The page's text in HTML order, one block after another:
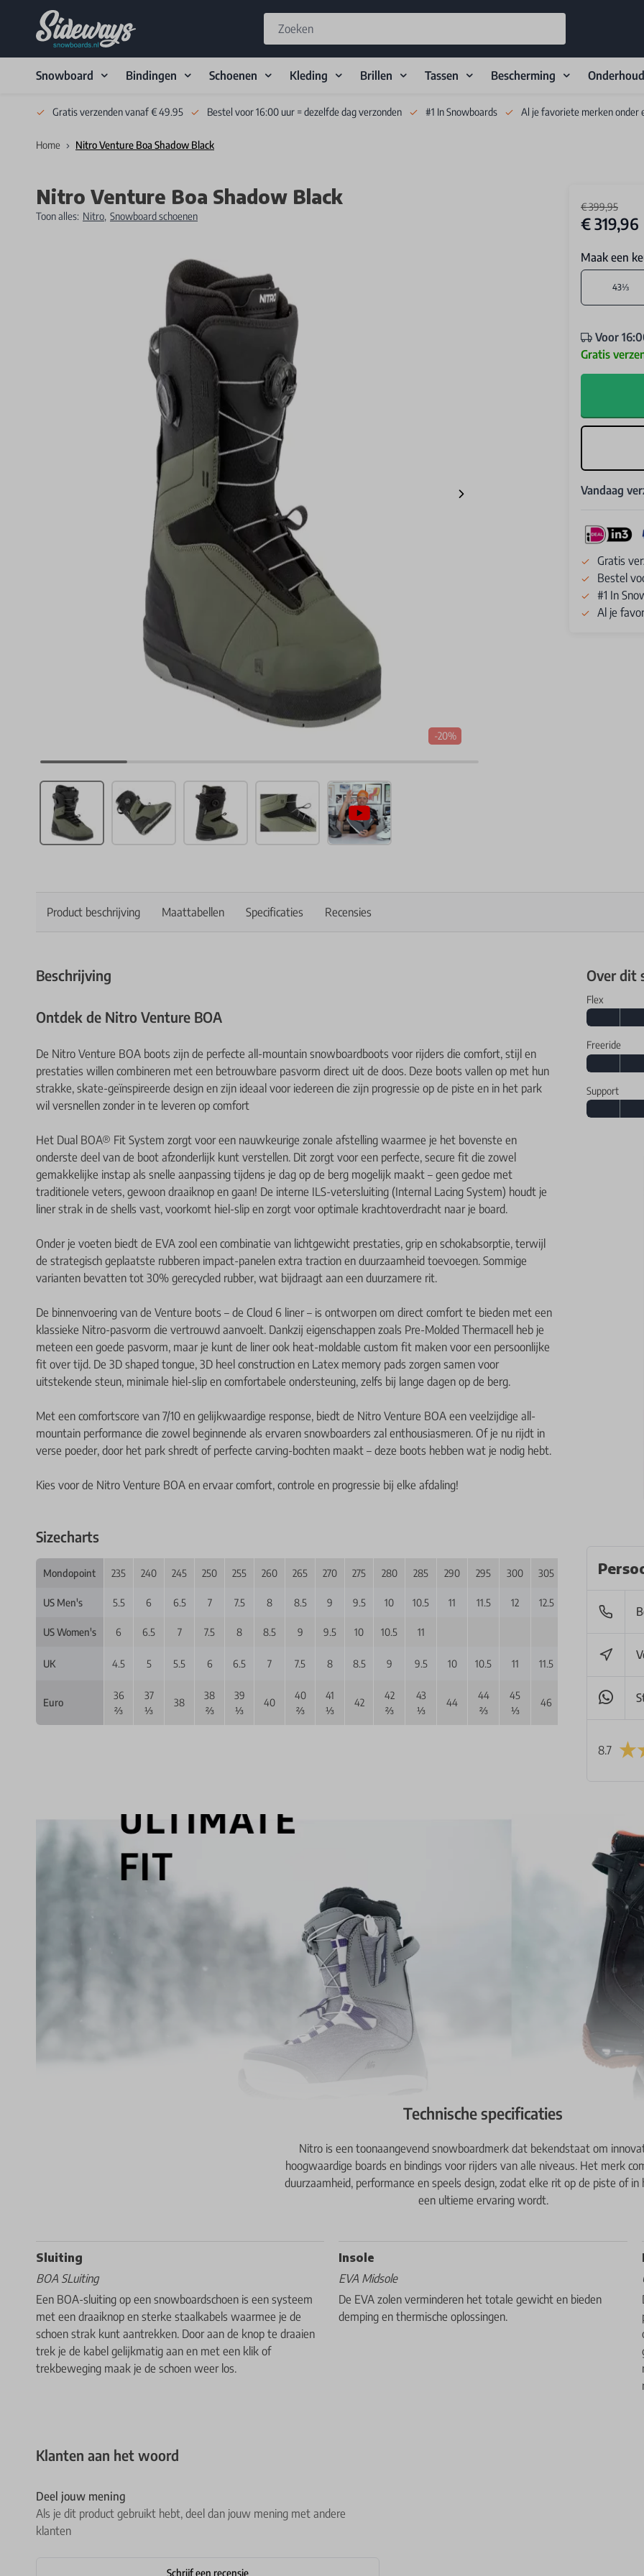
Snowboard Bindingen Schoenen Kleding Brillen Tassen Bescherming Onderhoud
Gratis verzenden vanaf € 49.95 Bestel voor 16:00 uur = dezelfde dag verzonden #1 In Snowboards Al je favoriete merken onder
Home Nitro Venture Boa Shadow Black
Nitro Venture Boa Shadow Black
Toon alles: Nitro, Snowboard schoenen
-20%
€ 399,95
€ 319,96
Maak een
43⅓
Voor
Gratis
Vandaag
Gratis
Bestel
#1 In
Al je
Product beschrijving Maattabellen Specificaties Recensies
Beschrijving
Ontdek de Nitro Venture BOA
De Nitro Venture BOA boots zijn de perfecte all-mountain snowboardboots voor rijders die comfort, stijl en
prestaties willen combineren met een betrouwbare pasvorm direct uit de doos. Deze boots vallen op met hun
strakke, skate-geïnspireerde design en zijn ideaal voor iedereen die zijn progressie op de piste en in het park
wil versnellen zonder in te leveren op comfort
Het Dual BOA® Fit System zorgt voor een nauwkeurige zonale afstelling waarmee je het bovenste en
onderste deel van de boot afzonderlijk kunt verstellen. Dit zorgt voor een perfecte, secure fit die zowel
gemakkelijke instap als snelle aanpassing tijdens je dag op de berg mogelijk maakt – geen gedoe met
traditionele veters, gewoon draaiknop en gaan! De interne ILS-vetersluiting (Internal Lacing System) houdt je
liner strak in de shells vast, voorkomt hiel-slip en zorgt voor optimale krachtoverdracht naar je board.
Onder je voeten biedt de EVA zool een combinatie van lichtgewicht prestaties, grip en schokabsorptie, terwijl
de strategisch geplaatste rubberen impact-panelen extra traction en duurzaamheid toevoegen. Sommige
varianten bevatten tot 30% gerecycled rubber, wat bijdraagt aan een duurzamere rit.
De binnenvoering van de Venture boots – de Cloud 6 liner – is ontworpen om direct comfort te bieden met een
klassieke Nitro-pasvorm die vertrouwd aanvoelt. Dankzij eigenschappen zoals Pre-Molded Thermacell heb je
meteen een goede pasvorm, maar je kunt de liner ook heat-moldable custom fit maken voor een persoonlijke
fit over tijd. De 3D shaped tongue, 3D heel construction en Latex memory pads zorgen samen voor
uitstekende steun, minimale hiel-slip en comfortabele ondersteuning, zelfs bij lange dagen op de berg.
Met een comfortscore van 7/10 en gelijkwaardige response, biedt de Nitro Venture BOA een veelzijdige all-
mountain performance die zowel beginnende als ervaren snowboarders zal enthousiasmeren. Of je nu rijdt in
verse poeder, door het park shredt of perfecte carving-bochten maakt – deze boots hebben wat je nodig hebt.
Kies voor de Nitro Venture BOA en ervaar comfort, controle en progressie bij elke afdaling!
Sizecharts
Mondopoint 235 240 245 250 255 260 265 270 275 280 285 290 295 300 305 315 320
US Men's 5.5 6 6.5 7 7.5 8 8.5 9 9.5 10 10.5 11 11.5 12 12.5 13.5
US Women's 6 6.5 7 7.5 8 8.5 9 9.5 10 10.5 11
UK 4.5 5 5.5 6 6.5 7 7.5 8 8.5 9 9.5 10 10.5 11 11.5 12.5
Euro
36
⅔
37
⅓
38
38
⅔
39
⅓
40
40
⅔
41
⅓
42
42
⅔
43
⅓
44
44
⅔
45
⅓
46
47
48
Over dit
Flex
Freeride
Support
8.7
Technische specificaties
Nitro is een toonaangevend snowboardmerk dat bekendstaat om
hoogwaardige boards en bindings voor rijders van alle niveaus. Het merk
duurzaamheid, performance en speels design, zodat elke rit op de piste of in
een ultieme ervaring wordt.
Sluiting
BOA SLuiting
Een BOA-sluiting op een snowboardschoen is een systeem
met een draaiknop en sterke staalkabels waarmee je de
schoen strak kunt aantrekken. Door aan de knop te draaien
trek je de kabel gelijkmatig aan en met een klik of
trekbeweging maak je de schoen weer los.
Insole
EVA Midsole
De EVA zolen verminderen het totale gewicht en bieden
demping en thermische oplossingen.
Klanten aan het woord
Deel jouw mening
Als je dit product gebruikt hebt, deel dan jouw mening met andere
klanten
Schrijf een recensie